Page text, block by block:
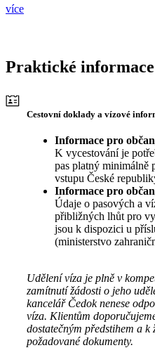
více
Praktické informace
Cestovní doklady a vízové
Informace pro
K vycestování je
pas platný minimálně
vstupu České
Informace pro
Údaje o pasových a
přibližných lhůt pro
jsou k dispozici u
(ministerstvo
Udělení víza je plně v
zamítnutí žádosti o jeho
kancelář Čedok nenese
víza. Klientům
dostatečným předstihem a k
požadované dokumenty.